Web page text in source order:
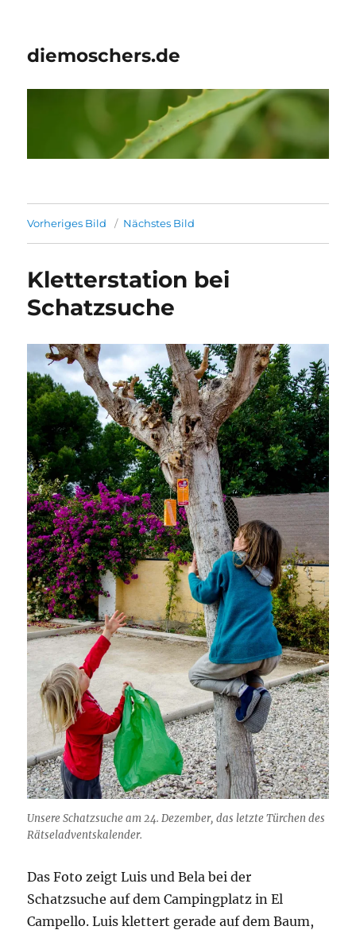
diemoschers.de
Vorheriges Bild Nächstes Bild
Kletterstation bei
Schatzsuche
Unsere Schatzsuche am 24. Dezember, das letzte Türchen des
Rätseladventskalender.
Das Foto zeigt Luis und Bela bei der
Schatzsuche auf dem Campingplatz in El
Campello. Luis klettert gerade auf dem Baum,